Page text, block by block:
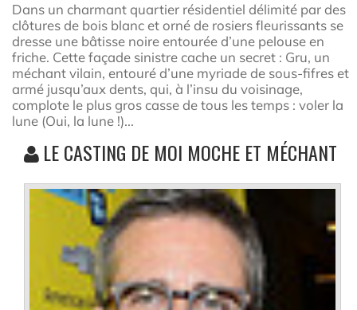
Dans un charmant quartier résidentiel délimité par des
clôtures de bois blanc et orné de rosiers fleurissants se
dresse une bâtisse noire entourée d’une pelouse en
friche. Cette façade sinistre cache un secret : Gru, un
méchant vilain, entouré d’une myriade de sous-fifres et
armé jusqu’aux dents, qui, à l’insu du voisinage,
complote le plus gros casse de tous les temps : voler la
lune (Oui, la lune !)...
LE CASTING DE MOI MOCHE ET MÉCHANT